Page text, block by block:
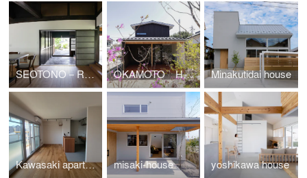
SEOTONO－RHYTHM OKAMOTO HOUSE Minakutidai house
Kawasaki apartment renovation misaki-house yoshikawa house